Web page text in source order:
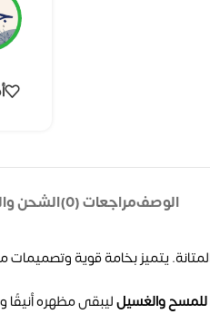
الوصفمراجعات (0) الشحن
يتميز بخامة قوية وتصميمات
للمسح والغسيلليبقى مظهره أنيقًا